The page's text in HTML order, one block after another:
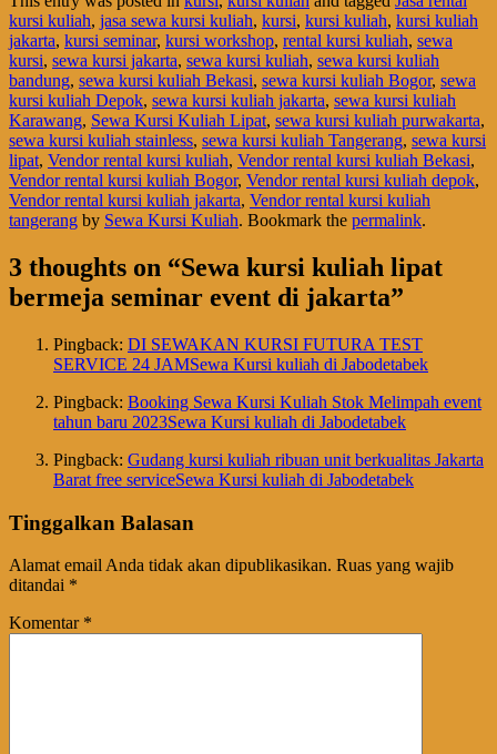
kursi kuliah, jasa sewa kursi kuliah, kursi, kursi kuliah, kursi kuliah
jakarta, kursi seminar, kursi workshop, rental kursi kuliah, sewa
kursi, sewa kursi jakarta, sewa kursi kuliah, sewa kursi kuliah
bandung, sewa kursi kuliah Bekasi, sewa kursi kuliah Bogor, sewa
kursi kuliah Depok, sewa kursi kuliah jakarta, sewa kursi kuliah
Karawang, Sewa Kursi Kuliah Lipat, sewa kursi kuliah purwakarta,
sewa kursi kuliah stainless, sewa kursi kuliah Tangerang, sewa kursi
lipat, Vendor rental kursi kuliah, Vendor rental kursi kuliah Bekasi,
Vendor rental kursi kuliah Bogor, Vendor rental kursi kuliah depok,
Vendor rental kursi kuliah jakarta, Vendor rental kursi kuliah
tangerang by Sewa Kursi Kuliah. Bookmark the permalink.
3 thoughts on “Sewa kursi kuliah lipat
bermeja seminar event di jakarta”
Pingback: DI SEWAKAN KURSI FUTURA TEST
SERVICE 24 JAMSewa Kursi kuliah di Jabodetabek
Pingback: Booking Sewa Kursi Kuliah Stok Melimpah event
tahun baru 2023Sewa Kursi kuliah di Jabodetabek
Pingback: Gudang kursi kuliah ribuan unit berkualitas Jakarta
Barat free serviceSewa Kursi kuliah di Jabodetabek
Tinggalkan Balasan
Alamat email Anda tidak akan dipublikasikan. Ruas yang wajib
ditandai *
Komentar *